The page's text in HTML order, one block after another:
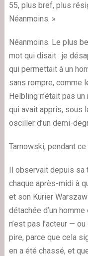
55, plus bref, plus
Néanmoins. »
Néanmoins. Le plus
mot qui disait : je
qui permettait à un
sans rompre, comme
Helbling n’était pas
qui avait appris, sous
osciller d’un demi-
Tarnowski, pendant
Il observait depuis
chaque après-midi à
et son Kurier
détachée d’un
n’est pas l’acteur —
pire, parce que cela
en a été chassé, et